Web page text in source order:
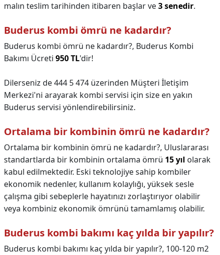
malın teslim tarihinden itibaren başlar ve3 senedir.
Buderus kombi ömrü ne kadardır?
Buderus kombi ömrü ne kadardır?, Buderus Kombi
Bakımı Ücreti 950 TL'dir!
Dilerseniz de 444 5 474 üzerinden Müşteri İletişim
Merkezi'ni arayarak kombi servisi için size en yakın
Buderus servisi yönlendirebilirsiniz.
Ortalama bir kombinin ömrü ne kadardır?
Ortalama bir kombinin ömrü ne kadardır?, Uluslararası
standartlarda bir kombinin ortalama ömrü 15 yıl olarak
kabul edilmektedir. Eski teknolojiye sahip kombiler
ekonomik nedenler, kullanım kolaylığı, yüksek sesle
çalışma gibi sebeplerle hayatınızı zorlaştırıyor olabilir
veya kombiniz ekonomik ömrünü tamamlamış olabilir.
Buderus kombi bakımı kaç yılda bir yapılır?
Buderus kombi bakımı kaç yılda bir yapılır?, 100-120 m2